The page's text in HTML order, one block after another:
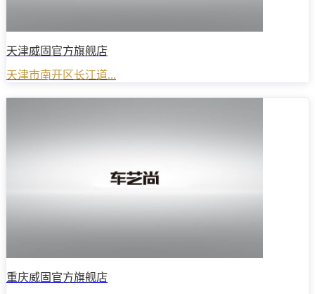
天津威固官方旗舰店
天津市南开区长江道...
重庆威固官方旗舰店